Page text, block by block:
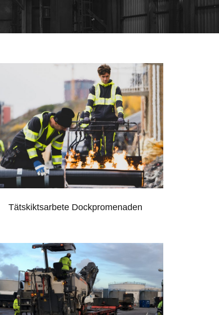
TÄTSKIKTSARBETE
DOCKPROMENADEN
Tätskiktsarbete Dockpromenaden